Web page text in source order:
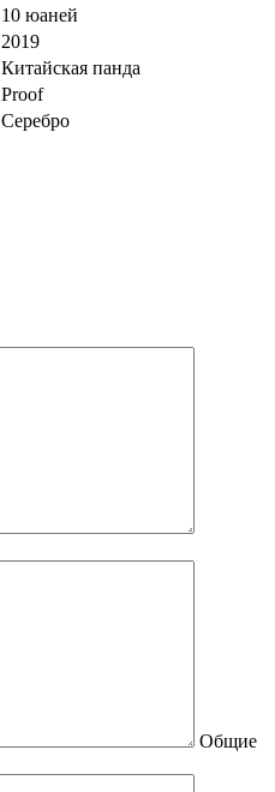
10 юаней
2019
Китайская панда
Proof
Серебро
Общие